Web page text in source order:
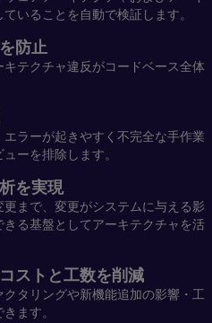
いることを自動で検証します。
防止
テクチャ違反がコードベース全体
ラーが起きやすく不完全な手作業
ーを排除します。
を実現
まで、変更がシステムに与える影
る基盤としてアーキテクチャを活
ストと工数を削減
タリングや新機能追加の影響・工
ます。